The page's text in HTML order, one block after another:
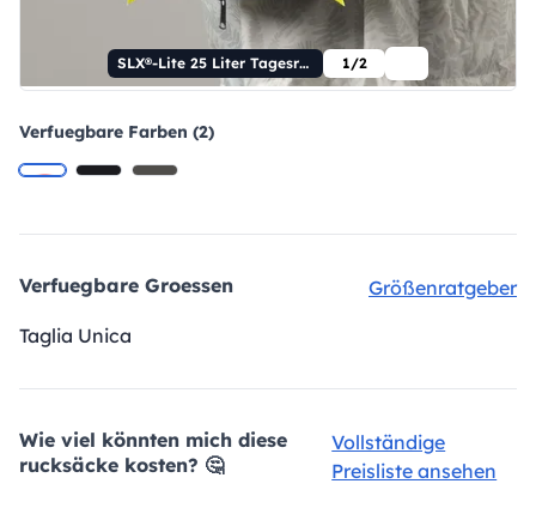
SLX®-Lite 25 Liter Tagesrucksack 1/2
Verfuegbare Farben (2)
Verfuegbare Groessen
Größenratgeber
Taglia Unica
Wie viel könnten mich diese
rucksäcke kosten? 🤔
Vollständige
Preisliste ansehen